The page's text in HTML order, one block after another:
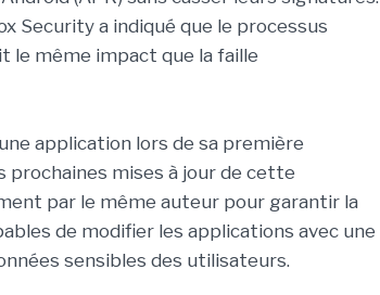
Security a indiqué que le processus
le même impact que la faille
application lors de sa première
prochaines mises à jour de cette
par le même auteur pour garantir la
de modifier les applications avec une
sensibles des utilisateurs.